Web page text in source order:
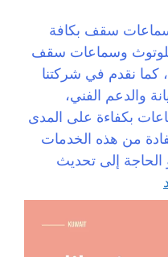
سقف بكافة
وسماعات سقف
JPL وسماعات سقف BOSE، كما نقدم في شركتنا
والدعم الفني،
بكفاءة على المدى
من هذه الخدمات
إلى تحديث